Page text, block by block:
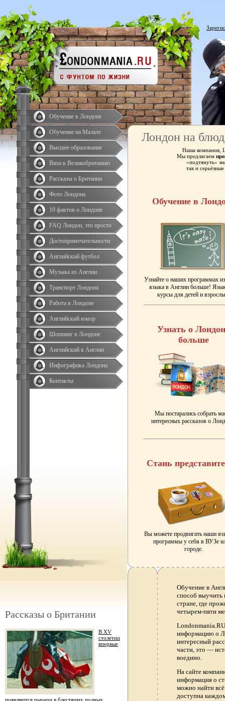
Обучение в Лондоне
Обучение на Мальте
Высшее образование
Виза в Великобританию
Рассказы о Британии
Фото Лондона
10 фактов о Лондоне
FAQ Лондон, это просто
Достопримечательности
Английский футбол
Музыка из Англии
Транспорт Лондона
Работа в Лондоне
Английский юмор
Шоппинг в Лондоне
Английский в Англии
Инфографика Лондона
Контакты
Рассказы о Британии
В XV
столетии
впервые
появляются рыцари в блестящих полных
Лондон на
Наша компания,
Мы предлагаем
«подтянуть»
так и
Обучение в
Узнайте о наших программах
языка в Англии больше!
курсы для детей и
Узнать о
больше
Мы постарались собрать
интересных рассказов о
Стань
Вы можете продвигать наши
программы у себя в ВУЗе
городе.
Обучение в
способ выучить
стране, где
четырем-пяти
информацию о
интересный
части, это —
воедино.
На сайте
информация о
можно найти
доступна